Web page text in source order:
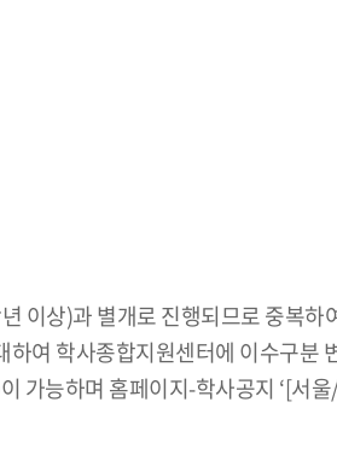
이상)과 별개로 진행되므로 중복
여 학사종합지원센터에 이수구분
능하며 홈페이지-학사공지 ‘[서